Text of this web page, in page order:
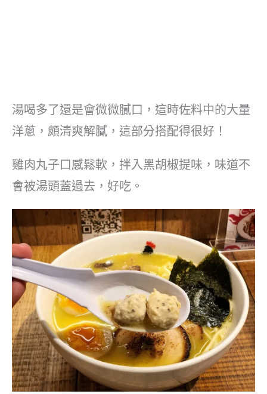
湯喝多了還是會微微膩口，這時佐料中的大量
洋蔥，頗清爽解膩，這部分搭配得很好！
雞肉丸子口感鬆軟，拌入黑胡椒提味，味道不
會被湯頭蓋過去，好吃。